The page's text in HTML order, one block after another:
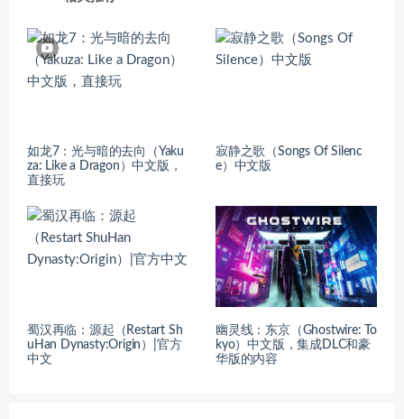
如龙7：光与暗的去向（Yaku
za: Like a Dragon）中文版，
直接玩
寂静之歌（Songs Of Silenc
e）中文版
蜀汉再临：源起（Restart Sh
uHan Dynasty:Origin）|官方
中文
幽灵线：东京（Ghostwire: To
kyo）中文版，集成DLC和豪
华版的内容